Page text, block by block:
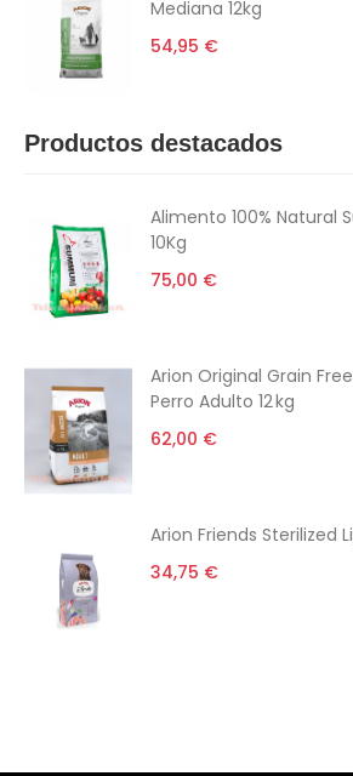
Mediana 12kg
54,95 €
Productos destacados
Alimento 100% Natural
10Kg
75,00 €
Arion Original Grain
Perro Adulto 12 kg
62,00 €
Arion Friends Sterilized
34,75 €